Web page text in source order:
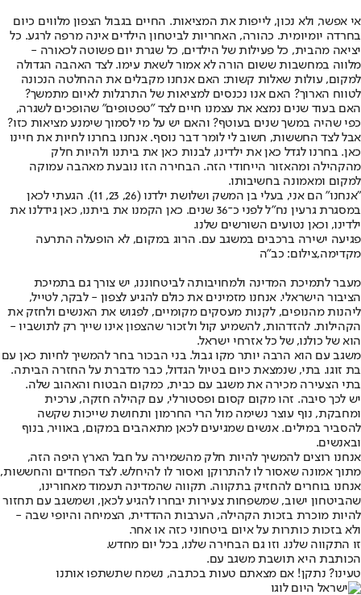
אי אפשר, ולא נכון, לייפות את המציאות. החיים בגבול הצפון מלווים כיום
בחרדה יומיומית. כהורה, האחריות לביטחון הילדים אינה מרפה לרגע. כל
יציאה מהבית, כל פעילות של הילדים, כל שגרת יום פשוטה לכאורה -
מלווה במחשבות ששום הורה לא אמור לשאת עימו. לצד האהבה הגדולה
למקום, עולות שאלות קשות: האם אנחנו מקבלים את ההחלטה הנכונה
לטווח הארוך? האם אנו נכנסים למציאות של התרגלות לאיום מתמשך?
האם בעוד שנים נמצא את עצמנו חיים לצד "טפטופים" שהופכים לשגרה,
כפי שהיה במשך שנים בעוטף? והאם יש על מי לסמוך שימנע מציאות כזו?
אבל לצד החששות, חשוב לי לומר דבר נוסף. אנחנו בחרנו לחיות את חיינו
כאן. בחרנו לגדל כאן את ילדינו, לבנות כאן את ביתנו ולהיות חלק
מהקהילה ומהאזור הייחודי הזה. הבחירה הזו נובעת מאהבה עמוקה
למקום ומאמונה בחשיבותו.
"אנחנו" הם אני, בעלי בן המשק ושלושת ילדנו (26, 23, 11). הגעתי לכאן
במסגרת גרעין נח"ל לפני כ־36 שנים. כאן הקמנו את ביתנו, כאן גידלנו את
ילדינו, וכאן נטועים השורשים שלנו.
פגיעה ישירה ברכבים במשגב עם. הרוג במקום, לא הופעלה התרעה
מקדימה,צילום: כב"ה
מעבר לתמיכת המדינה ולמחויבותה לביטחוננו, יש צורך גם בתמיכת
הציבור הישראלי. אנחנו מזמינים את כולם להגיע לצפון - לבקר, לטייל,
ליהנות מהנופים, לקנות מעסקים מקומיים, לפגוש את האנשים ולחזק את
הקהילות. להזדהות, להשמיע קול ולזכור שהצפון אינו שייך רק לתושביו -
הוא של כולנו, של כל אזרחי ישראל.
משגב עם הוא הרבה יותר מקו גבול. בני הבכור בחר להמשיך לחיות כאן עם
בת זוגו. בתי, שנמצאת כיום בטיול הגדול, כבר מדברת על החזרה הביתה.
בתי הצעירה מכירה את משגב עם כבית, כמקום הבטוח והאהוב שלה.
יש לכך סיבה. זהו מקום קסום ופסטורלי, עם קהילה חזקה, ערכית
ומחבקת, נוף עוצר נשימה מול הרי החרמון ותחושת שייכות שקשה
להסביר במילים. אנשים שמגיעים לכאן מתאהבים במקום, באוויר, בנוף
ובאנשים.
אנחנו רוצים להמשיך להיות חלק מהשמירה על חבל הארץ היפה הזה,
מתוך אמונה שאסור לו להתרוקן ואסור לו להיחלש. לצד הפחדים והחששות,
אנחנו בוחרים להחזיק בתקווה. תקווה שהמדינה תעמוד מאחורינו,
שהביטחון ישוב, שמשפחות צעירות יבחרו להגיע לכאן, ושמשגב עם תחזור
להיות מוכרת בזכות הקהילה, הערבות ההדדית, הצמיחה והיופי שבה -
ולא בזכות כותרות על איום ביטחוני כזה או אחר.
זו התקווה שלנו. וזו גם הבחירה שלנו, בכל יום מחדש.
הכותבת היא תושבת משגב עם.
טעינו? נתקן! אם מצאתם טעות בכתבה, נשמח שתשתפו אותנו